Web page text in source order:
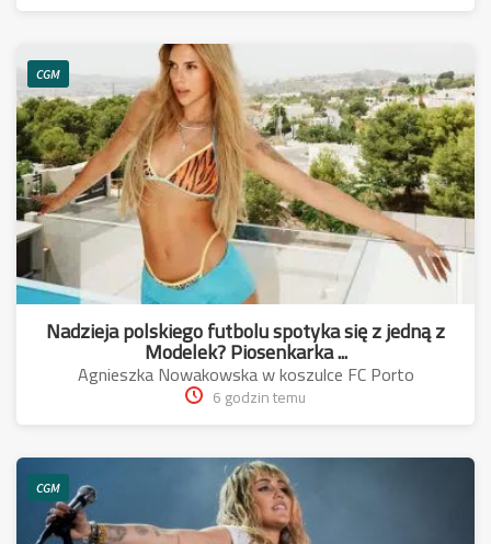
CGM
Nadzieja polskiego futbolu spotyka się z jedną z
Modelek? Piosenkarka ...
Agnieszka Nowakowska w koszulce FC Porto
6 godzin temu
CGM